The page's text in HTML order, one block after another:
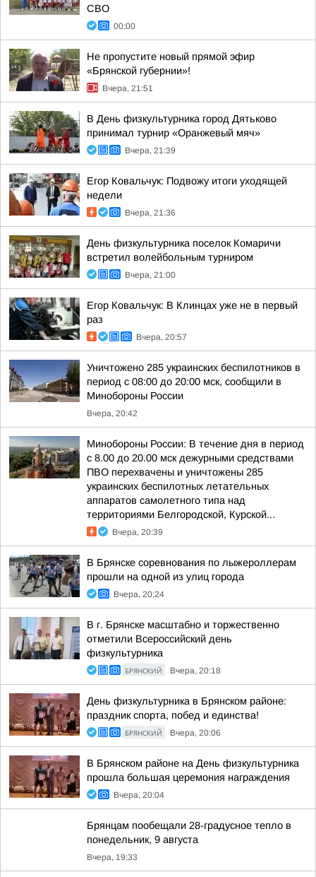
СВО
00:00
Не пропустите новый прямой эфир
«Брянской губернии»!
Вчера, 21:51
В День физкультурника город Дятьково
принимал турнир «Оранжевый мяч»
Вчера, 21:39
Егор Ковальчук: Подвожу итоги уходящей
недели
Вчера, 21:36
День физкультурника поселок Комаричи
встретил волейбольным турниром
Вчера, 21:00
Егор Ковальчук: В Клинцах уже не в первый
раз
Вчера, 20:57
Уничтожено 285 украинских беспилотников в
период с 08:00 до 20:00 мск, сообщили в
Минобороны России
Вчера, 20:42
Минобороны России: В течение дня в период
с 8.00 до 20.00 мск дежурными средствами
ПВО перехвачены и уничтожены 285
украинских беспилотных летательных
аппаратов самолетного типа над
территориями Белгородской, Курской...
Вчера, 20:39
В Брянске соревнования по лыжероллерам
прошли на одной из улиц города
Вчера, 20:24
В г. Брянске масштабно и торжественно
отметили Всероссийский день
физкультурника
БРЯНСКИЙ Вчера, 20:18
День физкультурника в Брянском районе:
праздник спорта, побед и единства!
БРЯНСКИЙ Вчера, 20:06
В Брянском районе на День физкультурника
прошла большая церемония награждения
Вчера, 20:04
Брянцам пообещали 28-градусное тепло в
понедельник, 9 августа
Вчера, 19:33